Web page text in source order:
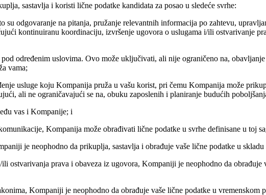
sastavlja i koristi lične podatke kandidata za posao u sledeće svrhe:
odgovaranje na pitanja, pružanje relevantnih informacija po zahtevu,
kontinuiranu koordinaciju, izvršenje ugovora o uslugama i/ili ostvarivanje
određenim uslovima. Ovo može uključivati, ali nije ograničeno na,
vama;
usluge koju Kompanija pruža u vašu korist, pri čemu Kompanija može
ali ne ograničavajući se na, obuku zaposlenih i planiranje budućih
vas i Kompanije; i
Kompanija može obrađivati lične podatke u svrhe definisane u toj
je neophodno da prikuplja, sastavlja i obrađuje vaše lične podatke u skladu
ostvarivanja prava i obaveza iz ugovora, Kompaniji je neophodno da
Kompaniji je neophodno da obrađuje vaše lične podatke u vremenskom